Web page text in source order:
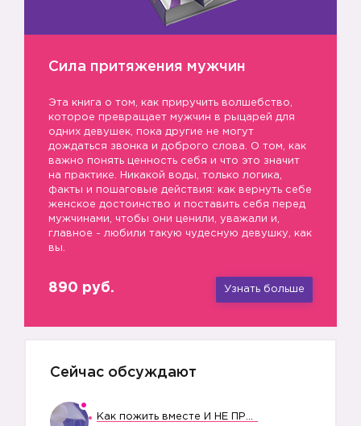
Сила притяжения мужчин
Эта книга о том, как приручить волшебство,
которое превращает мужчин в рыцарей для
одних девушек, пока другие не могут
дождаться звонка и доброго слова. О том, как
важно понять ценность себя и что это значит
на практике. Никакой воды, только логика,
факты и пошаговые действия: как вернуть себе
женское достоинство и поставить себя перед
мужчинами, чтобы они ценили, уважали и,
главное - любили такую чудесную девушку, как
вы.
890 руб. Узнать больше
Сейчас обсуждают